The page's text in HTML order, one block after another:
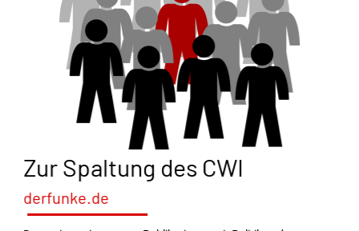
Zur Spaltung des CWI
derfunke.de